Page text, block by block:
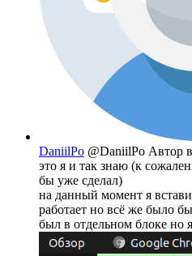
DaniilPo @DaniilPo Автор
это я и так знаю (к
бы уже сделал)
на данный момент я
работает но всё же было
был в отдельном блоке но